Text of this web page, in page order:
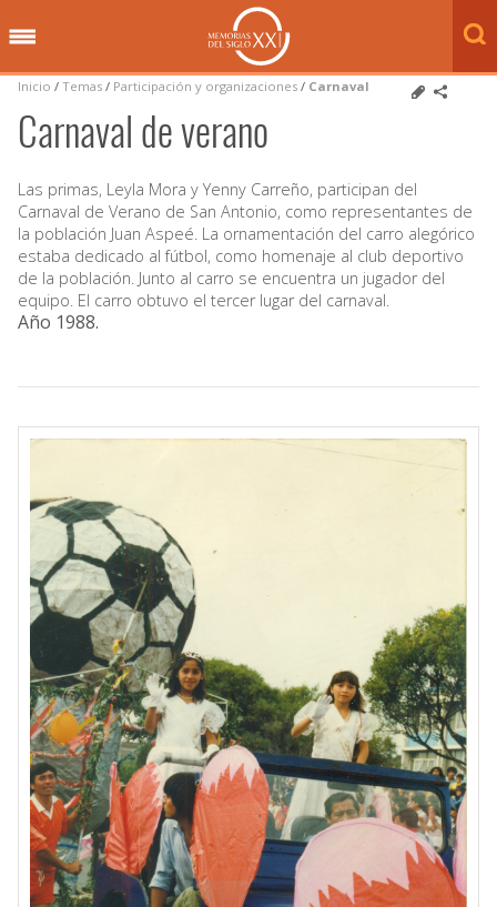
Inicio / Temas / Participación y organizaciones / Carnaval
Carnaval de verano
Las primas, Leyla Mora y Yenny Carreño, participan del
Carnaval de Verano de San Antonio, como representantes de
la población Juan Aspeé. La ornamentación del carro alegórico
estaba dedicado al fútbol, como homenaje al club deportivo
de la población. Junto al carro se encuentra un jugador del
equipo. El carro obtuvo el tercer lugar del carnaval.
Año 1988.